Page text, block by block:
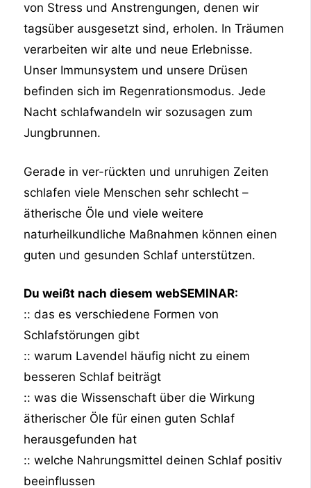
von Stress und Anstrengungen, denen wir
tagsüber ausgesetzt sind, erholen. In Träumen
verarbeiten wir alte und neue Erlebnisse.
Unser Immunsystem und unsere Drüsen
befinden sich im Regenrationsmodus. Jede
Nacht schlafwandeln wir sozusagen zum
Jungbrunnen.
Gerade in ver-rückten und unruhigen Zeiten
schlafen viele Menschen sehr schlecht –
ätherische Öle und viele weitere
naturheilkundliche Maßnahmen können einen
guten und gesunden Schlaf unterstützen.
Du weißt nach diesem webSEMINAR:
:: das es verschiedene Formen von
Schlafstörungen gibt
:: warum Lavendel häufig nicht zu einem
besseren Schlaf beiträgt
:: was die Wissenschaft über die Wirkung
ätherischer Öle für einen guten Schlaf
herausgefunden hat
:: welche Nahrungsmittel deinen Schlaf positiv
beeinflussen